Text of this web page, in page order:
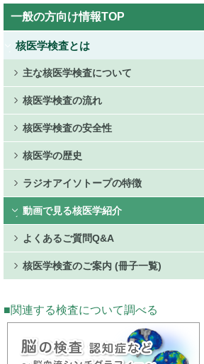
Public
Side
Menu
一般の方向け情報TOP
核医学検査とは
主な核医学検査について
核医学検査の流れ
核医学検査の安全性
核医学の歴史
ラジオアイソトープの特徴
動画で見る核医学紹介
よくあるご質問Q&A
核医学検査のご案内 (冊子一覧)
関連する検査について調べる